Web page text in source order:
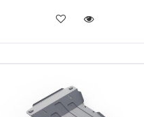
KOUPIT